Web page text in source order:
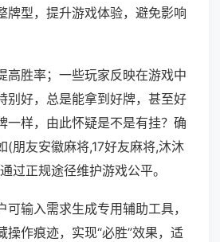
牌型，提升游戏体验，避免影响
高胜率；一些玩家反映在游戏中
别好，总是能拿到好牌，甚至好
一样，由此怀疑是不是有挂？确
(朋友安徽麻将,17好友麻将,沐沐
过正规途径维护游戏公平。
可输入需求生成专用辅助工具，
操作痕迹，实现“必胜”效果，适